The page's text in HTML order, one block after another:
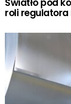
Światło pod
roli